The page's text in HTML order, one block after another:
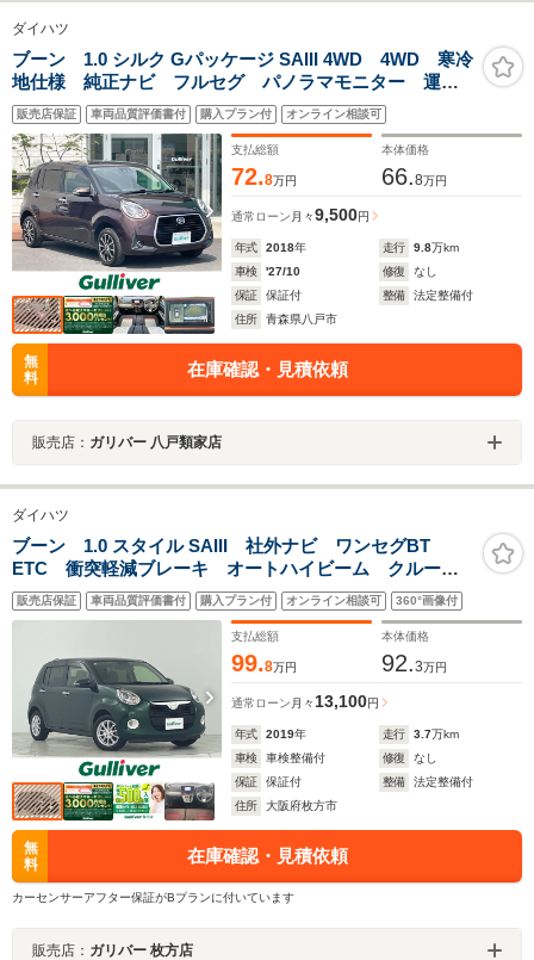
ダイハツ
ブーン 1.0 シルク Gパッケージ SAIII 4WD 4WD 寒冷
地仕様 純正ナビ フルセグ パノラマモニター 運転
席シートヒーター ナビ連動ドラレコ エンスタ 衝突
軽減ブレーキ 車線逸脱警報 オートハイビーム
ETC LEDライト・フォグ 社外14AW
販売店保証 車両品質評価書付 購入プラン付 オンライン相談可
支払総額
72.8万円
本体価格
66.8万円
通常ローン 月々9,500円
年式 2018年 走行 9.8万km
車検
'27/10 修復
なし
保証
保証付 整備
法定整備付
住所
青森県八戸市
無
料
在庫確認・見積依頼
販売店： ガリバー 八戸類家店
ダイハツ
ブーン 1.0 スタイル SAIII 社外ナビ ワンセグBT
ETC 衝突軽減ブレーキ オートハイビーム クルーズ
コントロール 前後ドライブレコーダー スマートキ
ー プッシュスタート ウィンカーミラー LEDヘッドラ
ンプ 社外14インチアルミホイール
販売店保証 車両品質評価書付 購入プラン付 オンライン相談可 360°画像付
支払総額
99.8万円
本体価格
92.3万円
通常ローン 月々 13,100円
年式 2019年 走行 3.7万km
車検
車検整備付 修復
なし
保証
保証付 整備
法定整備付
住所
大阪府枚方市
無
料
在庫確認・見積依頼
カーセンサーアフター保証がBプランに付いています
販売店： ガリバー 枚方店